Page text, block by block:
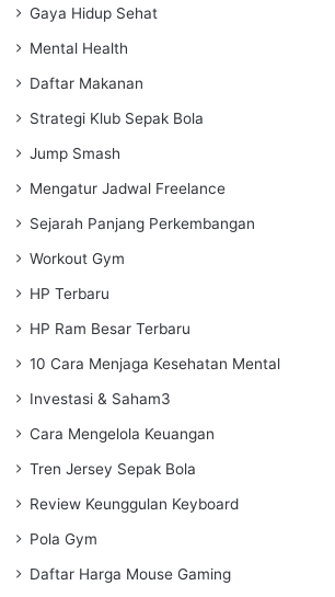
Gaya Hidup Sehat
Mental Health
Daftar Makanan
Strategi Klub Sepak Bola
Jump Smash
Mengatur Jadwal Freelance
Sejarah Panjang Perkembangan
Workout Gym
HP Terbaru
HP Ram Besar Terbaru
10 Cara Menjaga Kesehatan Mental
Investasi & Saham3
Cara Mengelola Keuangan
Tren Jersey Sepak Bola
Review Keunggulan Keyboard
Pola Gym
Daftar Harga Mouse Gaming